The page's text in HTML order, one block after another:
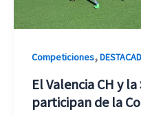
Competiciones,
El Valencia CH y
participan de la